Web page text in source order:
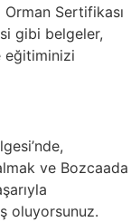
Orman Sertifikası
gibi belgeler,
eğitiminizi
ve Bozcaada
oluyorsunuz.